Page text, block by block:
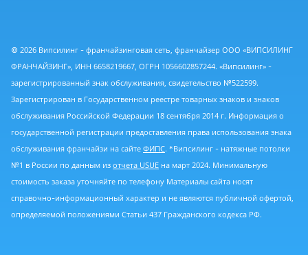
© 2026 Випсилинг - франчайзинговая сеть, франчайзер ООО «ВИПСИЛИНГ
ФРАНЧАЙЗИНГ», ИНН 6658219667, ОГРН 1056602857244. «Випсилинг» -
зарегистрированный знак обслуживания, свидетельство №522599.
Зарегистрирован в Государственном реестре товарных знаков и знаков
обслуживания Российской Федерации 18 сентября 2014 г. Информация о
государственной регистрации предоставления права использования знака
обслуживания франчайзи на сайте ФИПС. *Випсилинг - натяжные потолки
№1 в России по данным из отчета USUE на март 2024. Минимальную
стоимость заказа уточняйте по телефону Материалы сайта носят
справочно-информационный характер и не являются публичной офертой,
определяемой положениями Статьи 437 Гражданского кодекса РФ.